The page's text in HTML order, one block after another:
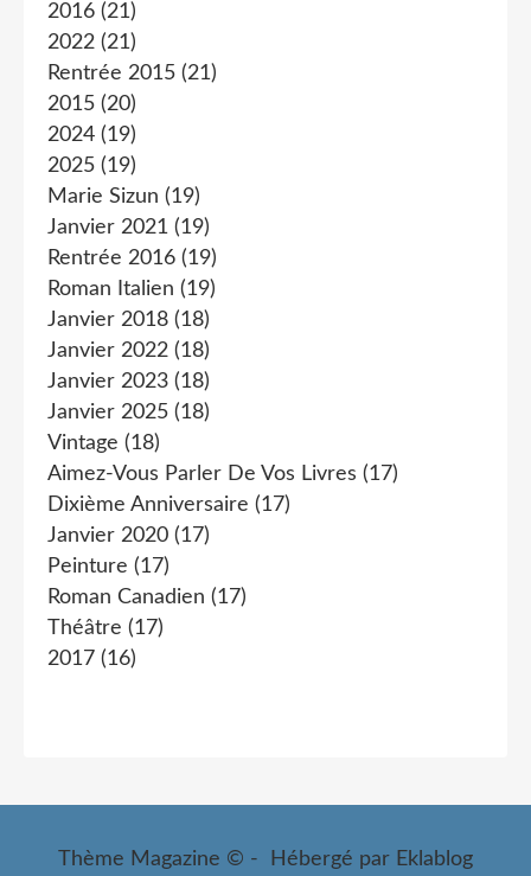
2016 (21)
2022 (21)
Rentrée 2015 (21)
2015 (20)
2024 (19)
2025 (19)
Marie Sizun (19)
Janvier 2021 (19)
Rentrée 2016 (19)
Roman Italien (19)
Janvier 2018 (18)
Janvier 2022 (18)
Janvier 2023 (18)
Janvier 2025 (18)
Vintage (18)
Aimez-Vous Parler De Vos Livres (17)
Dixième Anniversaire (17)
Janvier 2020 (17)
Peinture (17)
Roman Canadien (17)
Théâtre (17)
2017 (16)
Thème Magazine © - Hébergé par Eklablog